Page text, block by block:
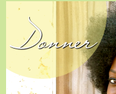
Donner